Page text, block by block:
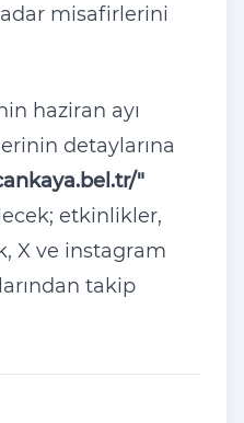
misafirlerini
haziran ayı
detaylarına
"
etkinlikler,
X ve instagram
takip